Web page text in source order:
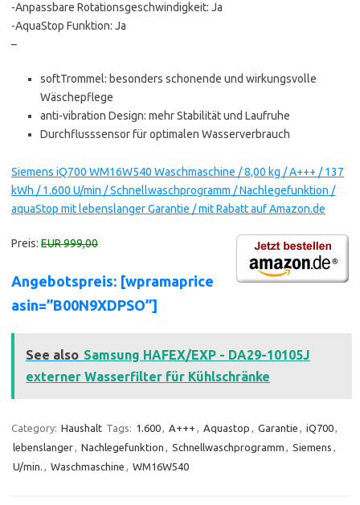
-Anpassbare Rotationsgeschwindigkeit: Ja
-AquaStop Funktion: Ja
–
softTrommel: besonders schonende und wirkungsvolle
Wäschepflege
anti-vibration Design: mehr Stabilität und Laufruhe
Durchflusssensor für optimalen Wasserverbrauch
Siemens iQ700 WM16W540 Waschmaschine / 8,00 kg / A+++ / 137
kWh / 1.600 U/min / Schnellwaschprogramm / Nachlegefunktion /
aquaStop mit lebenslanger Garantie / mit Rabatt auf Amazon.de
Preis: EUR 999,00
Angebotspreis: [wpramaprice
asin=”B00N9XDPSO”]
See also Samsung HAFEX/EXP - DA29-10105J
externer Wasserfilter für Kühlschränke
Category: Haushalt Tags: 1.600, A+++ , Aquastop , Garantie , iQ700,
lebenslanger, Nachlegefunktion , Schnellwaschprogramm , Siemens ,
U/min. , Waschmaschine , WM16W540